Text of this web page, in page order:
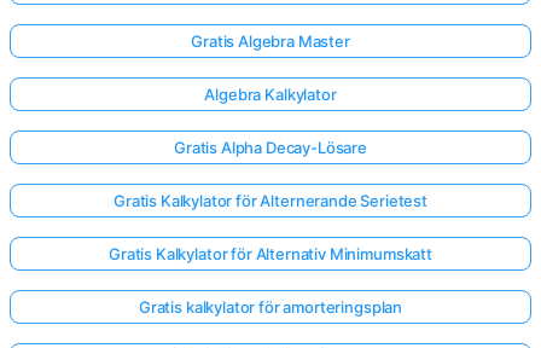
Gratis Algebra Master
Algebra Kalkylator
Gratis Alpha Decay-Lösare
Gratis Kalkylator för Alternerande Serietest
Gratis Kalkylator för Alternativ Minimumskatt
Gratis kalkylator för amorteringsplan